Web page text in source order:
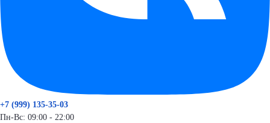
+7 (999) 135-35-03
Пн-Вс: 09:00 - 22:00